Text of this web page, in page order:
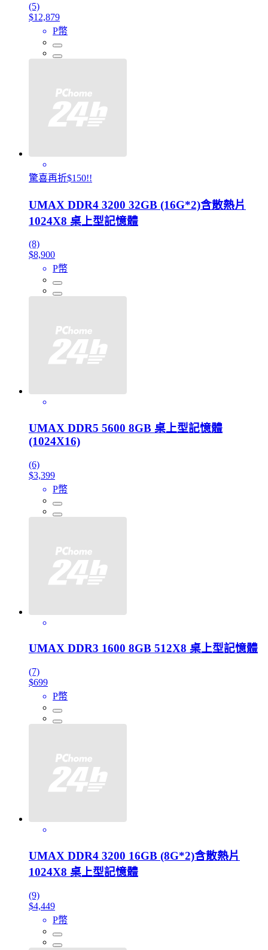
(5)
$12,879
P幣
驚喜再折$150!!
UMAX DDR4 3200 32GB (16G*2)含散熱片
1024X8 桌上型記憶體
(8)
$8,900
P幣
UMAX DDR5 5600 8GB 桌上型記憶體
(1024X16)
(6)
$3,399
P幣
UMAX DDR3 1600 8GB 512X8 桌上型記憶體
(7)
$699
P幣
UMAX DDR4 3200 16GB (8G*2)含散熱片
1024X8 桌上型記憶體
(9)
$4,449
P幣